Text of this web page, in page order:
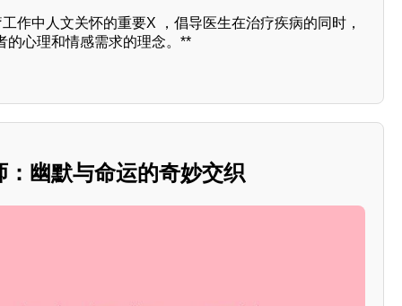
作中人文关怀的重要X ，倡导医生在治疗疾病的同时，
的心理和情感需求的理念。**
幽默与命运的奇妙交织